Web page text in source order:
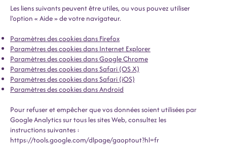
Les liens suivants peuvent être utiles, ou vous pouvez utiliser
l'option « Aide » de votre navigateur.
Paramètres des cookies dans Firefox
Paramètres des cookies dans Internet Explorer
Paramètres des cookies dans Google Chrome
Paramètres des cookies dans Safari (OS X)
Paramètres des cookies dans Safari (iOS)
Paramètres des cookies dans Android
Pour refuser et empêcher que vos données soient utilisées par
Google Analytics sur tous les sites Web, consultez les
instructions suivantes :
https://tools.google.com/dlpage/gaoptout?hl=fr